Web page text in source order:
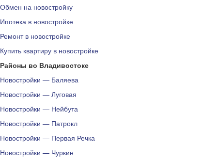
Обмен на новостройку
Ипотека в новостройке
Ремонт в новостройке
Купить квартиру в новостройке
Районы во Владивостоке
Новостройки — Баляева
Новостройки — Луговая
Новостройки — Нейбута
Новостройки — Патрокл
Новостройки — Первая Речка
Новостройки — Чуркин